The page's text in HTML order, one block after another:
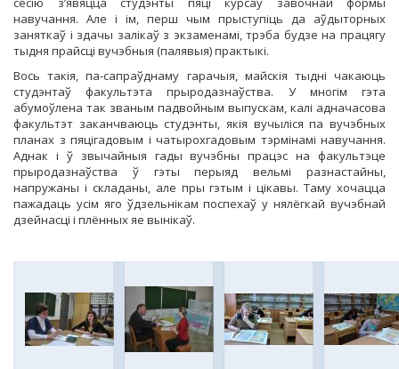
навучання. Але і ім, перш чым прыступіць да аўдыторных
заняткаў і здачы залікаў з экзаменамі, трэба будзе на працягу
тыдня прайсці вучэбныя (палявыя) практыкі.
Вось такія, па-сапраўднаму гарачыя, майскія тыдні чакаюць
студэнтаў факультэта прыродазнаўства. У многім гэта
абумоўлена так званым падвойным выпускам, калі адначасова
факультэт заканчваюць студэнты, якія вучыліся па вучэбных
планах з пяцігадовым і чатырохгадовым тэрмінамі навучання.
Аднак і ў звычайныя гады вучэбны працэс на факультэце
прыродазнаўства ў гэты перыяд вельмі разнастайны,
напружаны і складаны, але пры гэтым і цікавы. Таму хочацца
пажадаць усім яго ўдзельнікам поспехаў у нялёгкай вучэбнай
дзейнасці і плённых яе вынікаў.